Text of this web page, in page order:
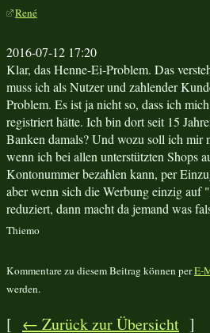
René
2016-07-12 17:20
Klar, das Henne-Ei-Problem. Das
muss ich als Nutzer und zahlender
Problem. Es ist ja nicht so, dass ich
registriert hätte. Ich bin dort seit 15
Banken damals? Und wozu soll ich mir
wenn ich bei allen unterstützten Shops
Kontonummer bezahlen kann, per
aber wenn sich die Werbung einzig auf
reduziert, dann macht da jemand was
Thiemo
Kommentare zu diesem Beitrag können perE-
werden.
[ ← Zurück zur Übersicht ]